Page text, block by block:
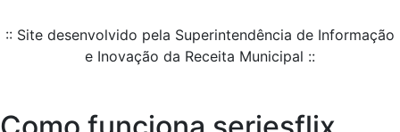
:: Site desenvolvido pela Superintendência de Informação
e Inovação da Receita Municipal ::